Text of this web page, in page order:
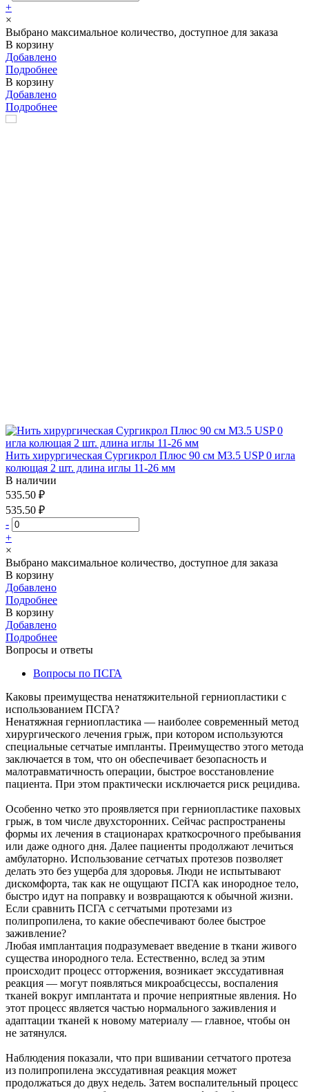
+
×
Выбрано максимальное количество, доступное для заказа
В корзину
Добавлено
Подробнее
В корзину
Добавлено
Подробнее
Нить хирургическая Сургикрол Плюс 90 см М3.5 USP 0 игла
колющая 2 шт. длина иглы 11-26 мм
В наличии
535.50 ₽
535.50 ₽
-
+
×
Выбрано максимальное количество, доступное для заказа
В корзину
Добавлено
Подробнее
В корзину
Добавлено
Подробнее
Вопросы и ответы
Вопросы по ПСГА
Каковы преимущества ненатяжительной герниопластики с
использованием ПСГА?
Ненатяжная герниопластика — наиболее современный метод
хирургического лечения грыж, при котором используются
специальные сетчатые импланты. Преимущество этого метода
заключается в том, что он обеспечивает безопасность и
малотравматичность операции, быстрое восстановление
пациента. При этом практически исключается риск рецидива.
Особенно четко это проявляется при герниопластике паховых
грыж, в том числе двухсторонних. Сейчас распространены
формы их лечения в стационарах краткосрочного пребывания
или даже одного дня. Далее пациенты продолжают лечиться
амбулаторно. Использование сетчатых протезов позволяет
делать это без ущерба для здоровья. Люди не испытывают
дискомфорта, так как не ощущают ПСГА как инородное тело,
быстро идут на поправку и возвращаются к обычной жизни.
Если сравнить ПСГА с сетчатыми протезами из
полипропилена, то какие обеспечивают более быстрое
заживление?
Любая имплантация подразумевает введение в ткани живого
существа инородного тела. Естественно, вслед за этим
происходит процесс отторжения, возникает экссудативная
реакция — могут появляться микроабсцессы, воспаления
тканей вокруг имплантата и прочие неприятные явления. Но
этот процесс является частью нормального заживления и
адаптации тканей к новому материалу — главное, чтобы он
не затянулся.
Наблюдения показали, что при вшивании сетчатого протеза
из полипропилена экссудативная реакция может
продолжаться до двух недель. Затем воспалительный процесс